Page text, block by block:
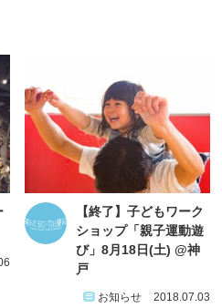
【終了】子どもワーク
ショップ「親子運動遊
び」8月18日(土) @神
戸
お知らせ 2018.07.03